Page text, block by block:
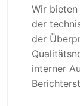
Wir
der
der
interner